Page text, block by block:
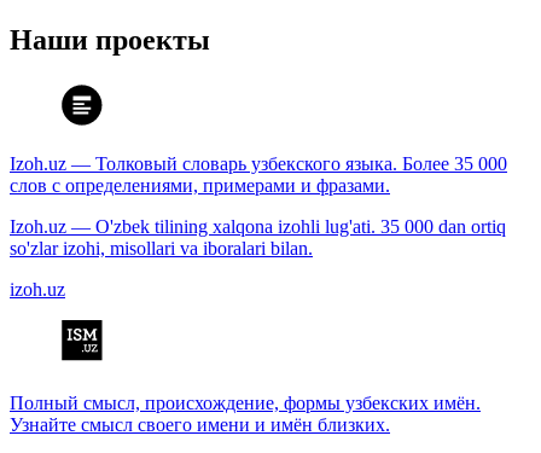
Наши проекты
Izoh.uz — Толковый словарь узбекского языка. Более 35 000
слов с определениями, примерами и фразами.
Izoh.uz — O'zbek tilining xalqona izohli lug'ati. 35 000 dan ortiq
so'zlar izohi, misollari va iboralari bilan.
izoh.uz
Полный смысл, происхождение, формы узбекских имён.
Узнайте смысл своего имени и имён близких.